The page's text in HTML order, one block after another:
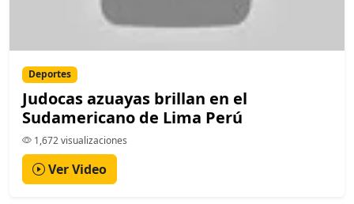
Deportes
Judocas azuayas brillan en el
Sudamericano de Lima Perú
1,672 visualizaciones
Ver Video